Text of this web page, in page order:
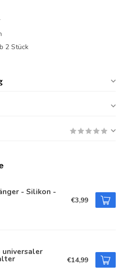
2 Stück
- Silikon -
€3,99
€14,99